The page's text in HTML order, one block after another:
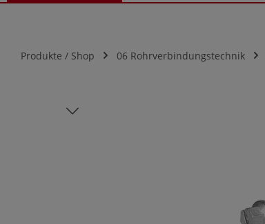
Produkte / Shop 06 Rohrverbindungstechnik
Bildergalerie überspringen